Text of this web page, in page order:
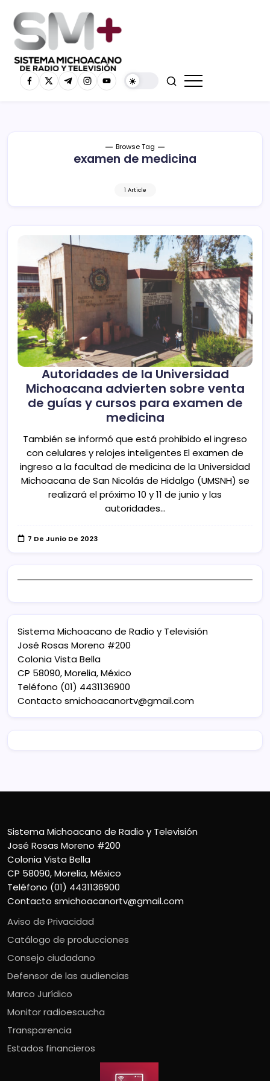
Browse Tag
examen de medicina
1 Article
Autoridades de la Universidad
Michoacana advierten sobre venta
de guías y cursos para examen de
medicina
También se informó que está prohibido el ingreso
con celulares y relojes inteligentes El examen de
ingreso a la facultad de medicina de la Universidad
Michoacana de San Nicolás de Hidalgo (UMSNH) se
realizará el próximo 10 y 11 de junio y las
autoridades…
7 De Junio De 2023
Sistema Michoacano de Radio y Televisión
José Rosas Moreno #200
Colonia Vista Bella
CP 58090, Morelia, México
Teléfono (01) 4431136900
Contacto smichoacanortv@gmail.com
Sistema Michoacano de Radio y Televisión
José Rosas Moreno #200
Colonia Vista Bella
CP 58090, Morelia, México
Teléfono (01) 4431136900
Contacto smichoacanortv@gmail.com
Aviso de Privacidad
Catálogo de producciones
Consejo ciudadano
Defensor de las audiencias
Marco Jurídico
Monitor radioescucha
Transparencia
Estados financieros